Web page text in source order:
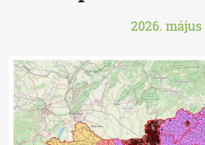
2026. május